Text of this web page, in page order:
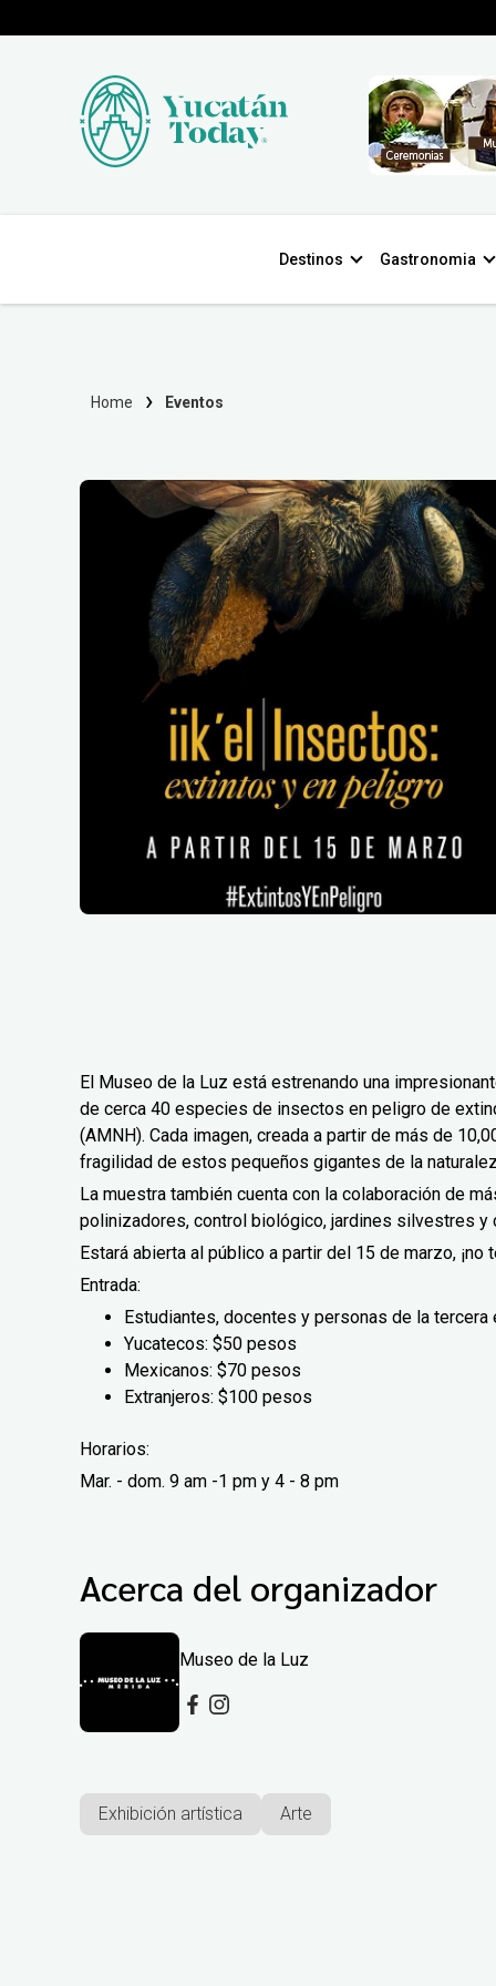
Destinos Gastronomia
Home Eventos
El Museo de la Luz está estrenando una
de cerca 40 especies de insectos en peligro de
(AMNH). Cada imagen, creada a partir de más de
fragilidad de estos pequeños gigantes de la
La muestra también cuenta con la colaboración de
polinizadores, control biológico, jardines silvestres y
Estará abierta al público a partir del 15 de marzo, ¡no
Entrada:
Estudiantes, docentes y personas de la
Yucatecos: $50 pesos
Mexicanos: $70 pesos
Extranjeros: $100 pesos
Horarios:
Mar. - dom. 9 am -1 pm y 4 - 8 pm
Acerca del organizador
Museo de la Luz
Exhibición artística Arte